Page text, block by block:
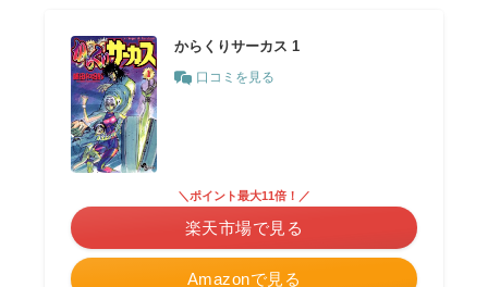
からくりサーカス 1
口コミを見る
Amazonで見る
＼ポイント最大11倍！／
楽天市場で見る